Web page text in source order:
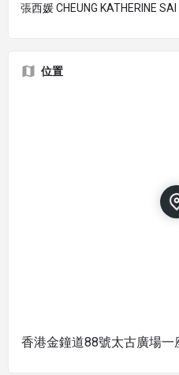
張西媛 CHEUNG KATHERINE SAI
位置
香港金鐘道88號太古廣場一